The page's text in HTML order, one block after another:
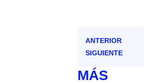
ANTERIOR
SIGUIENTE
MÁS